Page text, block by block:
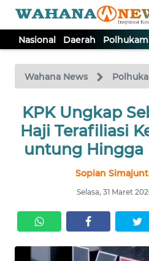
Nasional Daerah Polhukam
Wahana News
KPK Ungkap
Haji Terafiliasi
untung Hingga
Sopian
Selasa, 31 Maret
TV
Tutup
NASIONAL
DAERAH
KRIMINAL
EKUIN